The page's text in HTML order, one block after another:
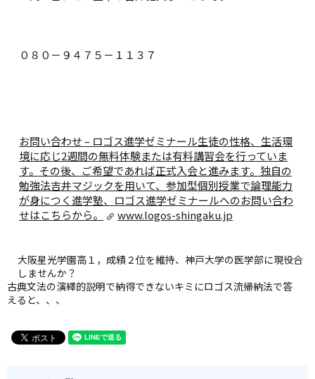
０８０－９４７５－１１３７
お問い合わせ – ロゴス進学ゼミナール生徒の性格、生活環
境に応じ2週間の無料体験または有料講習会を行っていま
す。その後、ご希望であれば正式入会と進みます。独自の
勉強法吉井マジックを用いて、参加型個別授業で論理能力
が身につく進学塾、ロゴス進学ゼミナールへのお問い合わ
せはこちらから。
www.logos-shingaku.jp
大阪星光学園高１，成績２位を維持、神戸大学の医学部に現役合
しませんか？
古典文法の演繹的説明で納得できないキミにロゴス流帰納法で答
えると、、、